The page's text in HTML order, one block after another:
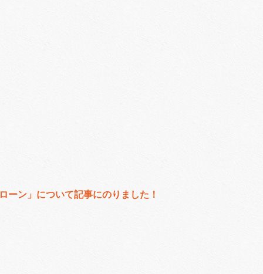
ーン」について記事にのりました！